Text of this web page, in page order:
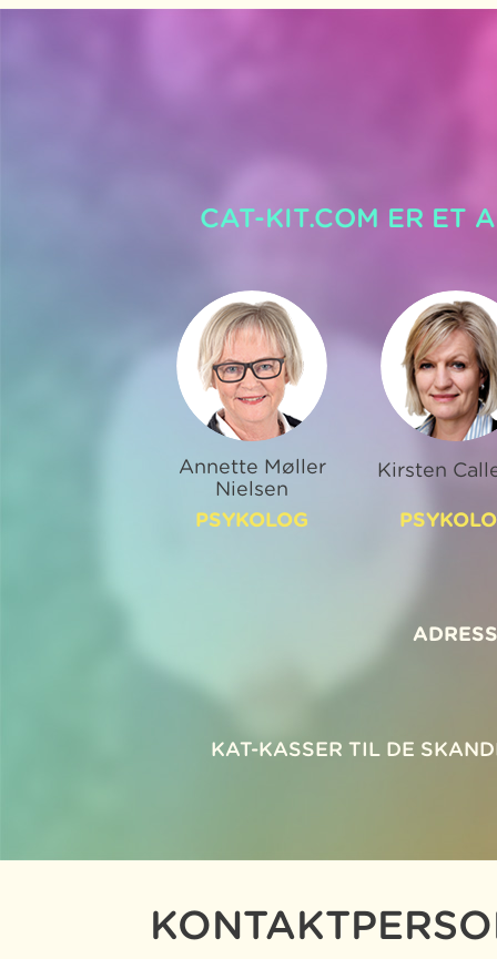
CAT-KIT.COM ER ET
Annette Møller
Nielsen
PSYKOLOG
Kirsten
KAT-KASSER TIL DE